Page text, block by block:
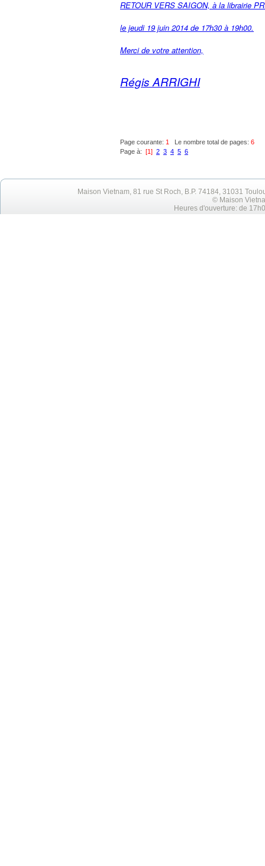
RETOUR VERS SAIGON, à la librairie
le jeudi 19 juin 2014 de 17h30 à 19h00.
Merci de votre attention,
Régis ARRIGHI
Page courante: 1 Le nombre total de pages: 6
Page à: [1] 2 3 4 5 6
Maison Vietnam, 81 rue St Roch, B.P. 74184, 31031
© Maison
Heures d'ouverture: de